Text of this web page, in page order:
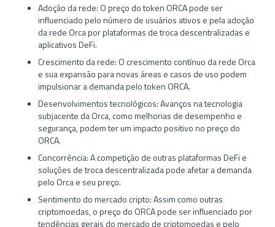
Adoção da rede: O preço do token ORCA pode ser
influenciado pelo número de usuários ativos e pela adoção
da rede Orca por plataformas de troca descentralizadas e
aplicativos DeFi.
Crescimento da rede: O crescimento contínuo da rede Orca
e sua expansão para novas áreas e casos de uso podem
impulsionar a demanda pelo token ORCA.
Desenvolvimentos tecnológicos: Avanços na tecnologia
subjacente da Orca, como melhorias de desempenho e
segurança, podem ter um impacto positivo no preço do
ORCA.
Concorrência: A competição de outras plataformas DeFi e
soluções de troca descentralizada pode afetar a demanda
pelo Orca e seu preço.
Sentimento do mercado cripto: Assim como outras
criptomoedas, o preço do ORCA pode ser influenciado por
tendências gerais do mercado de criptomoedas e pelo